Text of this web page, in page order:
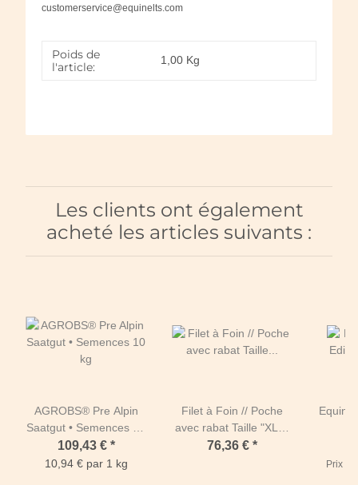
customerservice@equinelts.com
Poids de
l'article:
1,00 Kg
Les clients ont également
acheté les articles suivants :
AGROBS® Pre Alpin
Saatgut • Semences 10
kg
109,43 € *
10,94 € par 1 kg
Filet à Foin // Poche
avec rabat Taille "XL" (
3m00 x 0m90)-Mailles
76,36 € *
Equine
Prix